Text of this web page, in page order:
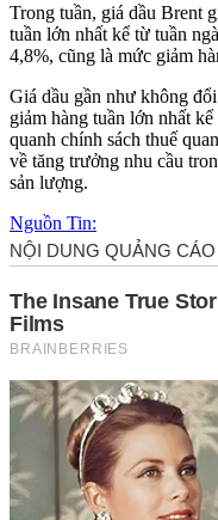
Trong tuần, giá dầu Brent
tuần lớn nhất kể từ tuần
4,8%, cũng là mức giảm
Giá dầu gần như không
giảm hàng tuần lớn nhất
quanh chính sách thuế
về tăng trưởng nhu cầu
sản lượng.
Nguồn Tin: